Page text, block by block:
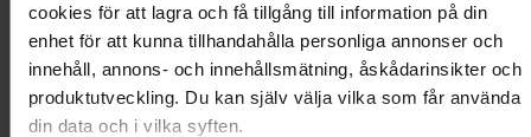
cookies för att lagra och få tillgång till information på din
enhet för att kunna tillhandahålla personliga annonser och
innehåll, annons- och innehållsmätning, åskådarinsikter och
produktutveckling. Du kan själv välja vilka som får använda
din data och i vilka syften.
Besöksadress
Welanders väg 12
112 50 Stockholm